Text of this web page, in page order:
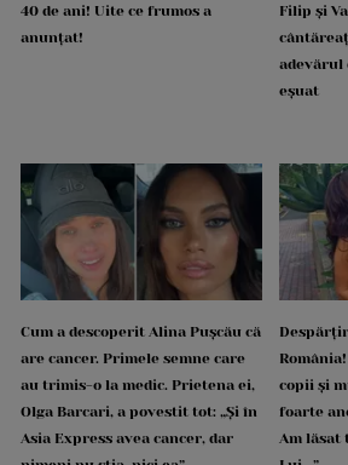
40 de ani! Uite ce frumos a
anunțat!
Filip și
adevărul
eșuat
Cum a descoperit Alina Pușcău că
are cancer. Primele semne care
au trimis-o la medic. Prietena ei,
Olga Barcari, a povestit tot: „Și în
Asia Express avea cancer, dar
copii și
foarte
Am